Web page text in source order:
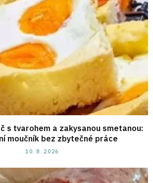
s tvarohem a zakysanou smetanou:
moučník bez zbytečné práce
10. 8. 2026